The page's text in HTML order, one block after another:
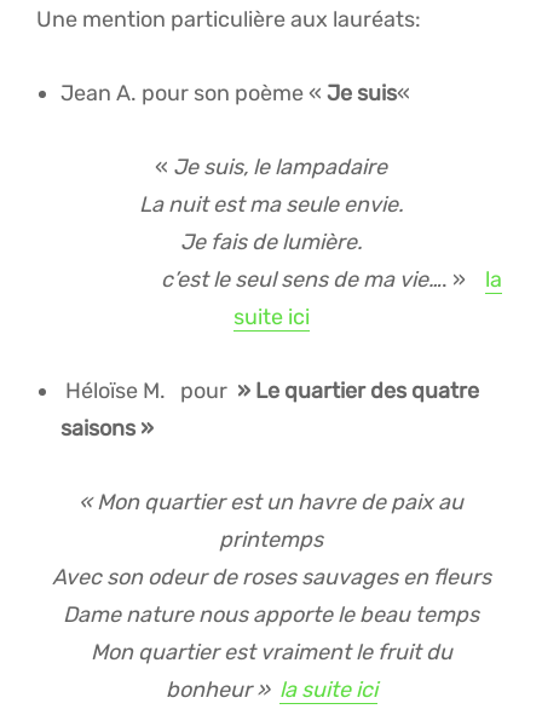
Une mention particulière aux lauréats:
Jean A. pour son poème « Je suis«
« Je suis, le lampadaire
La nuit est ma seule envie.
Je fais de lumière.
c’est le seul sens de ma vie…. » la
suite ici
Héloïse M. pour » Le quartier des quatre
saisons »
« Mon quartier est un havre de paix au
printemps
Avec son odeur de roses sauvages en fleurs
Dame nature nous apporte le beau temps
Mon quartier est vraiment le fruit du
bonheur » la suite ici